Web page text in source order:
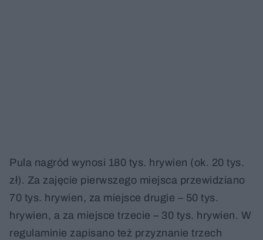
Pula nagród wynosi 180 tys. hrywien (ok. 20 tys.
zł). Za zajęcie pierwszego miejsca przewidziano
70 tys. hrywien, za miejsce drugie – 50 tys.
hrywien, a za miejsce trzecie – 30 tys. hrywien. W
regulaminie zapisano też przyznanie trzech